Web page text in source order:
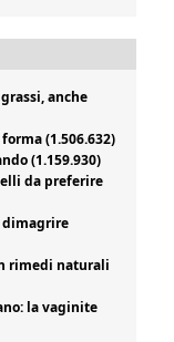
anche
(1.506.632)
(1.159.930)
da preferire
dimagrire
rimedi naturali
la vaginite